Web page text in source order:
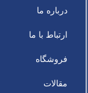
درباره ما
ارتباط با ما
فروشگاه
مقالات